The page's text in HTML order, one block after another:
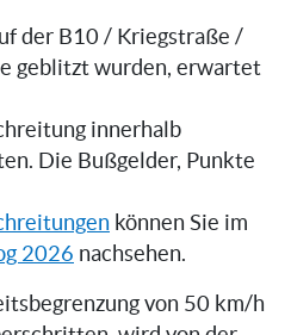
der B10 / Kriegstraße /
geblitzt wurden, erwartet
innerhalb
Die Bußgelder, Punkte
können Sie im
2026 nachsehen.
von 50 km/h